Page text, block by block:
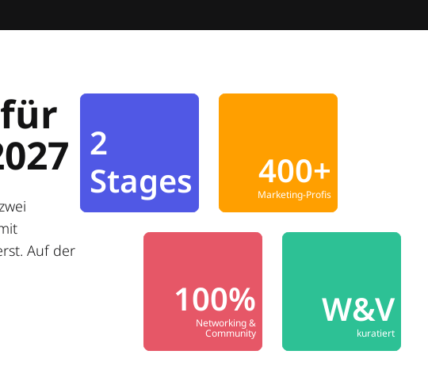
Auf der
2
Stages
400+
Marketing-Profis
100%
Networking &
Community
W&V
kuratiert